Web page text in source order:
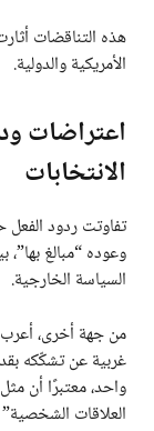
هذه التناقضات
الأمريكية والدولية.
اعتراضات
الانتخابات
تفاوتت ردود
وعوده “مبالغ بها”،
السياسة الخارجية.
من جهة أخرى،
غربية عن تشكّكه
واحد، معتبرًا أن
العلاقات